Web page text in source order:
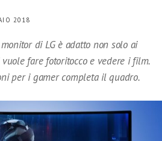
2018
di LG è adatto non solo ai
fare fotoritocco e vedere i film.
per i gamer completa il quadro.